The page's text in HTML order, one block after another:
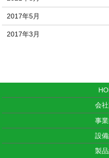
2017年5月
2017年3月
会
事
設
製